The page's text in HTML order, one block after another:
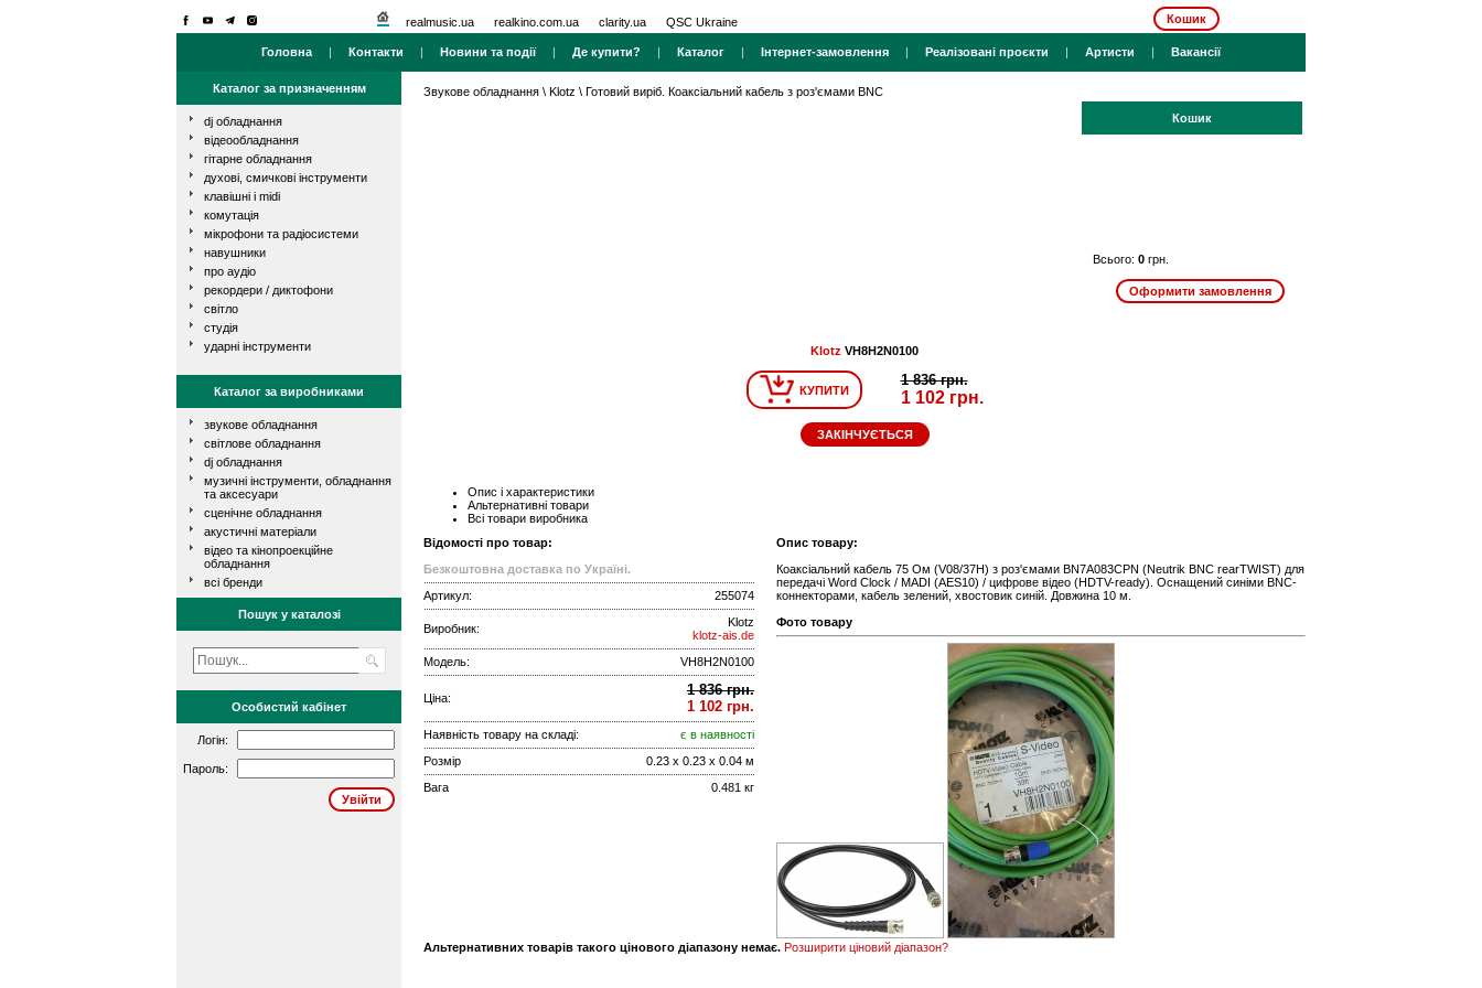
realmusic.ua realkino.com.ua clarity.ua QSC Ukraine Кошик
Головна | Контакти | Новини та події| Де купити? | Каталог | Інтернет-замовлення | Реалізовані проєкти | Артисти | Вакансії
Каталог за призначенням
dj обладнання
відеообладнання
гітарне обладнання
духові, смичкові інструменти
клавішні і midi
комутація
мікрофони та радіосистеми
навушники
про аудіо
рекордери / диктофони
світло
студія
ударні інструменти
Каталог за виробниками
звукове обладнання
світлове обладнання
dj обладнання
музичні інструменти, обладнання
та аксесуари
сценічне обладнання
акустичні матеріали
відео та кінопроекційне
обладнання
всі бренди
Пошук у каталозі
Особистий кабінет
Логін:
Пароль:
Звукове обладнання \ Klotz \ Готовий виріб. Коаксіальний кабель з роз'ємами BNC
Кошик
Всього: 0 грн.
Klotz VH8H2N0100
КУПИТИ
1 836 грн.
1 102 грн.
ЗАКІНЧУЄТЬСЯ
Опис і характеристики
Альтернативні товари
Всі товари виробника
Відомості про товар:
Безкоштовна доставка по Україні.
Артикул:
255074
Виробник:
Klotz
klotz-ais.de
Модель:
VH8H2N0100
Ціна:
1 836 грн.
1 102 грн.
Наявність товару на складі:
є в наявності
Розмір
0.23 x 0.23 x 0.04 м
Вага
0.481 кг
Опис товару:
Коаксіальний кабель 75 Ом (V08/37H) з роз'ємами BN7A083CPN (Neutrik BNC rearTWIST) для
передачі Word Clock / MADI (AES10) / цифрове відео (HDTV-ready). Оснащений синіми BNC-
коннекторами, кабель зелений, хвостовик синій. Довжина 10 м.
Фото товару
Альтернативних товарів такого цінового діапазону немає. Розширити ціновий діапазон?